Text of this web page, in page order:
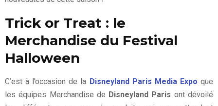
Trick or Treat : le
Merchandise du Festival
Halloween
C’est à l’occasion de la Disneyland Paris Media Expo que
les équipes Merchandise de Disneyland Paris ont dévoilé